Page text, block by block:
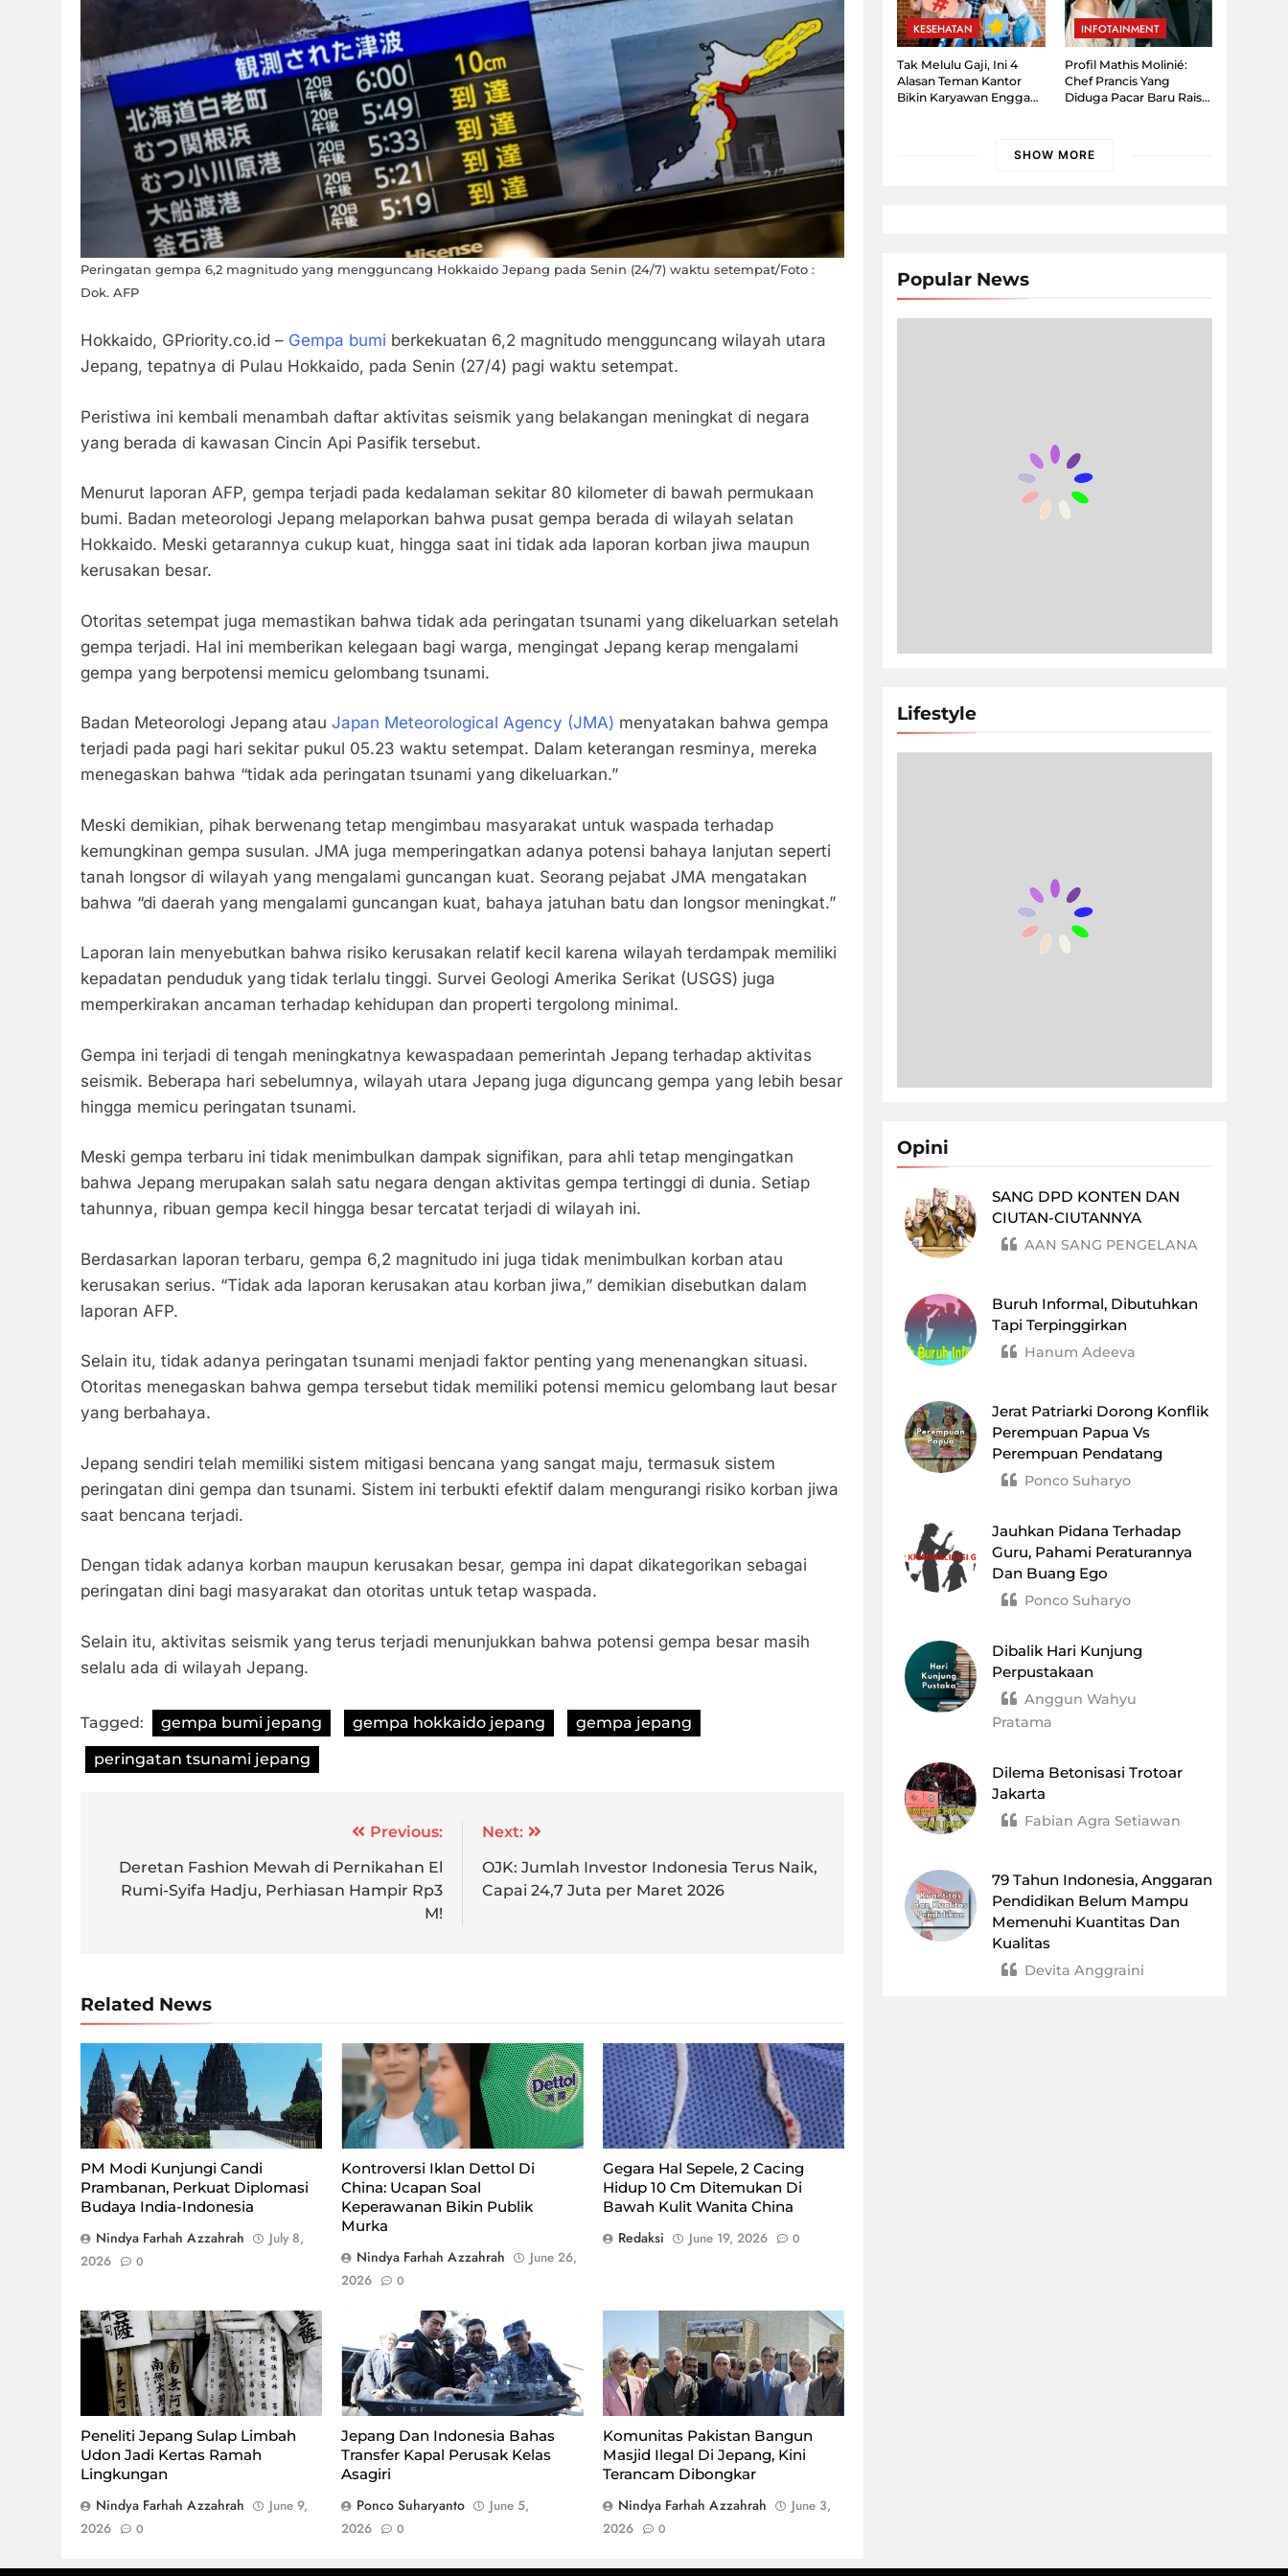
Peringatan gempa 6,2 magnitudo yang mengguncang Hokkaido Jepang pada Senin (24/7) waktu setempat/Foto :
Dok. AFP
Hokkaido, GPriority.co.id – Gempa bumi berkekuatan 6,2 magnitudo mengguncang wilayah utara
Jepang, tepatnya di Pulau Hokkaido, pada Senin (27/4) pagi waktu setempat.
Peristiwa ini kembali menambah daftar aktivitas seismik yang belakangan meningkat di negara
yang berada di kawasan Cincin Api Pasifik tersebut.
Menurut laporan AFP, gempa terjadi pada kedalaman sekitar 80 kilometer di bawah permukaan
bumi. Badan meteorologi Jepang melaporkan bahwa pusat gempa berada di wilayah selatan
Hokkaido. Meski getarannya cukup kuat, hingga saat ini tidak ada laporan korban jiwa maupun
kerusakan besar.
Otoritas setempat juga memastikan bahwa tidak ada peringatan tsunami yang dikeluarkan setelah
gempa terjadi. Hal ini memberikan kelegaan bagi warga, mengingat Jepang kerap mengalami
gempa yang berpotensi memicu gelombang tsunami.
Badan Meteorologi Jepang atau Japan Meteorological Agency (JMA) menyatakan bahwa gempa
terjadi pada pagi hari sekitar pukul 05.23 waktu setempat. Dalam keterangan resminya, mereka
menegaskan bahwa “tidak ada peringatan tsunami yang dikeluarkan.”
Meski demikian, pihak berwenang tetap mengimbau masyarakat untuk waspada terhadap
kemungkinan gempa susulan. JMA juga memperingatkan adanya potensi bahaya lanjutan seperti
tanah longsor di wilayah yang mengalami guncangan kuat. Seorang pejabat JMA mengatakan
bahwa “di daerah yang mengalami guncangan kuat, bahaya jatuhan batu dan longsor meningkat.”
Laporan lain menyebutkan bahwa risiko kerusakan relatif kecil karena wilayah terdampak memiliki
kepadatan penduduk yang tidak terlalu tinggi. Survei Geologi Amerika Serikat (USGS) juga
memperkirakan ancaman terhadap kehidupan dan properti tergolong minimal.
Gempa ini terjadi di tengah meningkatnya kewaspadaan pemerintah Jepang terhadap aktivitas
seismik. Beberapa hari sebelumnya, wilayah utara Jepang juga diguncang gempa yang lebih besar
hingga memicu peringatan tsunami.
Meski gempa terbaru ini tidak menimbulkan dampak signifikan, para ahli tetap mengingatkan
bahwa Jepang merupakan salah satu negara dengan aktivitas gempa tertinggi di dunia. Setiap
tahunnya, ribuan gempa kecil hingga besar tercatat terjadi di wilayah ini.
Berdasarkan laporan terbaru, gempa 6,2 magnitudo ini juga tidak menimbulkan korban atau
kerusakan serius. “Tidak ada laporan kerusakan atau korban jiwa,” demikian disebutkan dalam
laporan AFP.
Selain itu, tidak adanya peringatan tsunami menjadi faktor penting yang menenangkan situasi.
Otoritas menegaskan bahwa gempa tersebut tidak memiliki potensi memicu gelombang laut besar
yang berbahaya.
Jepang sendiri telah memiliki sistem mitigasi bencana yang sangat maju, termasuk sistem
peringatan dini gempa dan tsunami. Sistem ini terbukti efektif dalam mengurangi risiko korban jiwa
saat bencana terjadi.
Dengan tidak adanya korban maupun kerusakan besar, gempa ini dapat dikategorikan sebagai
peringatan dini bagi masyarakat dan otoritas untuk tetap waspada.
Selain itu, aktivitas seismik yang terus terjadi menunjukkan bahwa potensi gempa besar masih
selalu ada di wilayah Jepang.
Tagged: gempa bumi jepang gempa hokkaido jepang
gempa jepang
peringatan tsunami jepang
navigation
Previous:
Deretan Fashion Mewah di Pernikahan El
Rumi-Syifa Hadju, Perhiasan Hampir Rp3
M!
Next:
OJK: Jumlah Investor Indonesia Terus Naik,
Capai 24,7 Juta per Maret 2026
Related News
Momen PM Modi saat mengunjungi
Candi Prambanan pada Rabu
(8/7)/Foto : Dok. X
PM Modi Kunjungi Candi
Prambanan, Perkuat Diplomasi
Budaya India-Indonesia
Nindya Farhah Azzahrah
July 8,
2026
0
Iklan dettol di China/Foto : Dok.
South China Morning Post
Kontroversi Iklan Dettol Di
China: Ucapan Soal
Keperawanan Bikin Publik
Murka
Nindya Farhah Azzahrah
June 26,
2026
0
Cacing pita yang ditemukan di perut
Wang/Foto : Dok. South Morning
China Post
Gegara Hal Sepele, 2 Cacing
Hidup 10 Cm Ditemukan Di
Bawah Kulit Wanita China
Redaksi June 19, 2026 0
Ilustrasi kertas dari limbah udon/Foto
: Dok. X
Peneliti Jepang Sulap Limbah
Udon Jadi Kertas Ramah
Lingkungan
Nindya Farhah Azzahrah
June 9,
2026
0
Jepang Dan Indonesia Bahas
Transfer Kapal Perusak Kelas
Asagiri
Ponco Suharyanto
June 5,
2026
0
Momen saat peresmian masjid
komunitas Pakistan di Jepang/Foto :
Dok. X
Komunitas Pakistan Bangun
Masjid Ilegal Di Jepang, Kini
Terancam Dibongkar
Nindya Farhah Azzahrah
June 3,
2026
0
KESEHATAN
Tak Melulu Gaji, Ini 4
Alasan Teman Kantor
Bikin Karyawan Enggan
INFOTAINMENT
Profil Mathis Molinié:
Chef Prancis Yang
Diduga Pacar Baru Raisa,
SHOW MORE
Popular News
Lifestyle
Opini
SANG DPD KONTEN DAN
CIUTAN-CIUTANNYA
AAN SANG PENGELANA
Buruh Informal, Dibutuhkan
Tapi Terpinggirkan
Hanum Adeeva
Jerat Patriarki Dorong Konflik
Perempuan Papua Vs
Perempuan Pendatang
Ponco Suharyo
Jauhkan Pidana Terhadap
Guru, Pahami Peraturannya
Dan Buang Ego
Ponco Suharyo
Dibalik Hari Kunjung
Perpustakaan
Anggun Wahyu
Pratama
Dilema Betonisasi Trotoar
Jakarta
Fabian Agra Setiawan
79 Tahun Indonesia, Anggaran
Pendidikan Belum Mampu
Memenuhi Kuantitas Dan
Kualitas
Devita Anggraini